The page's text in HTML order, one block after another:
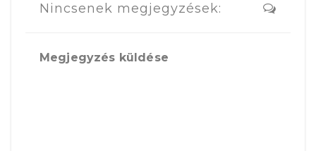
Nincsenek megjegyzések:
Megjegyzés küldése